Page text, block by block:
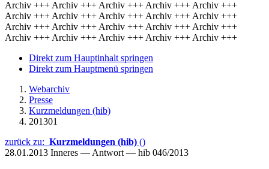
Archiv +++ Archiv +++ Archiv +++ Archiv +++ Archiv +++
Archiv +++ Archiv +++ Archiv +++ Archiv +++ Archiv +++
Archiv +++ Archiv +++ Archiv +++ Archiv +++ Archiv +++
Archiv +++ Archiv +++ Archiv +++ Archiv +++ Archiv +++
Direkt zum Hauptinhalt springen
Direkt zum Hauptmenü springen
Webarchiv
Presse
Kurzmeldungen (hib)
201301
zurück zu: Kurzmeldungen (hib) ()
28.01.2013 Inneres — Antwort — hib 046/2013